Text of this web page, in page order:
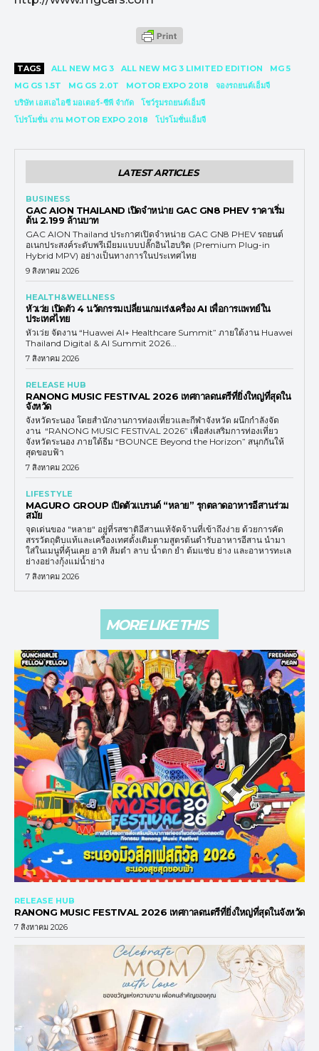
TAGS ALL NEW MG 3 ALL NEW MG 3 LIMITED EDITION
MG 5
MG GS 1.5T
MG GS 2.0T MOTOR EXPO 2018
จองรถยนต์เอ็มจี
บริษัท เอสเอไอซี มอเตอร์-ซีพี จำกัด
โชว์รูมรถยนต์เอ็มจี
โปรโมชั่น งาน MOTOR EXPO 2018
โปรโมชั่นเอ็มจี
LATEST ARTICLES
BUSINESS
GAC AION THAILAND เปิดจำหน่าย GAC GN8 PHEV ราคาเริ่ม
ต้น 2.199 ล้านบาท
GAC AION Thailand ประกาศเปิดจำหน่าย GAC GN8 PHEV รถยนต์
อเนกประสงค์ระดับพรีเมียมแบบปลั๊กอินไฮบริด (Premium Plug-in
Hybrid MPV) อย่างเป็นทางการในประเทศไทย
9 สิงหาคม 2026
HEALTH&WELLNESS
หัวเว่ย เปิดตัว 4 นวัตกรรมเปลี่ยนเกมเร่งเครื่อง AI เพื่อการแพทย์ใน
ประเทศไทย
หัวเว่ย จัดงาน “Huawei AI+ Healthcare Summit” ภายใต้งาน Huawei
Thailand Digital & AI Summit 2026...
7 สิงหาคม 2026
RELEASE HUB
RANONG MUSIC FESTIVAL 2026 เทศกาลดนตรีที่ยิ่งใหญ่ที่สุดใน
จังหวัด
จังหวัดระนอง โดยสำนักงานการท่องเที่ยวและกีฬาจังหวัด ผนึกกำลังจัด
งาน “RANONG MUSIC FESTIVAL 2026” เพื่อส่งเสริมการท่องเที่ยว
จังหวัดระนอง ภายใต้ธีม “BOUNCE Beyond the Horizon” สนุกกันให้
สุดขอบฟ้า
7 สิงหาคม 2026
LIFESTYLE
MAGURO GROUP เปิดตัวแบรนด์ “หลาย” รุกตลาดอาหารอีสานร่วม
สมัย
จุดเด่นของ "หลาย" อยู่ที่รสชาติอีสานแท้จัดจ้านที่เข้าถึงง่าย ด้วยการคัด
สรรวัตถุดิบแท้และเครื่องเทศดั้งเดิมตามสูตรต้นตำรับอาหารอีสาน นำมา
ใส่ในเมนูที่คุ้นเคย อาทิ ส้มตำ ลาบ น้ำตก ยำ ต้มแซ่บ ย่าง และอาหารทะเล
ย่างอย่างกุ้งแม่น้ำย่าง
7 สิงหาคม 2026
MORE LIKE THIS
RELEASE HUB
RANONG MUSIC FESTIVAL 2026 เทศกาลดนตรีที่ยิ่งใหญ่ที่สุดในจังหวัด
7 สิงหาคม 2026